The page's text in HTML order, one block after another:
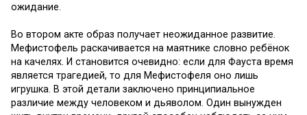
ожидание.
Во втором акте образ получает неожиданное развитие.
Мефистофель раскачивается на маятнике словно ребёнок
на качелях. И становится очевидно: если для Фауста время
является трагедией, то для Мефистофеля оно лишь
игрушка. В этой детали заключено принципиальное
различие между человеком и дьяволом. Один вынужден